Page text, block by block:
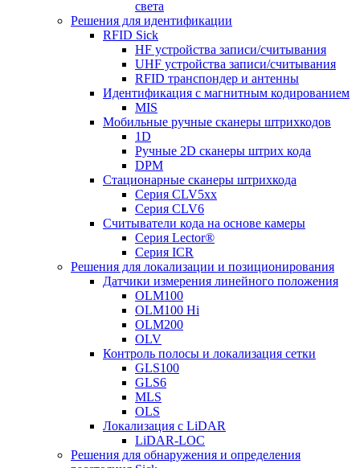
света
Решения для идентификации
RFID Sick
HF устройства записи/считывания
UHF устройства записи/считывания
RFID транспондер и антенны
Идентификация с магнитным кодированием
MIS
Мобильные ручные сканеры штрихкодов
1D
Ручные 2D сканеры штрих кода
DPM
Стационарные сканеры штрихкода
Серия CLV5xx
Серия CLV6
Считыватели кода на основе камеры
Серия Lector®
Серия ICR
Решения для локализации и позиционирования
Датчики измерения линейного положения
OLM100
OLM100 Hi
OLM200
OLV
Контроль полосы и локализация сетки
GLS100
GLS6
MLS
OLS
Локализация с LiDAR
LiDAR-LOC
Решения для обнаружения и определения